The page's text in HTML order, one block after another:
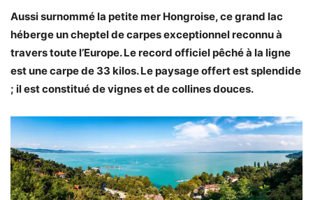
Aussi surnommé la petite mer Hongroise, ce grand lac
héberge un cheptel de carpes exceptionnel reconnu à
travers toute l’Europe. Le record officiel pêché à la ligne
est une carpe de 33 kilos. Le paysage offert est splendide
; il est constitué de vignes et de collines douces.